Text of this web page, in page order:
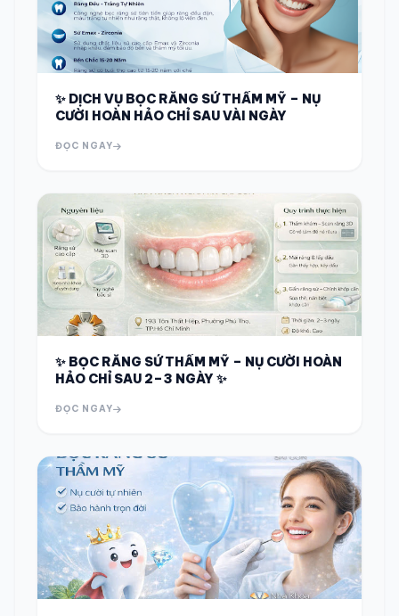
✨ DỊCH VỤ BỌC RĂNG SỨ THẨM MỸ – NỤ
CƯỜI HOÀN HẢO CHỈ SAU VÀI NGÀY
ĐỌC NGAY
✨ BỌC RĂNG SỨ THẨM MỸ – NỤ CƯỜI HOÀN
HẢO CHỈ SAU 2–3 NGÀY ✨
ĐỌC NGAY